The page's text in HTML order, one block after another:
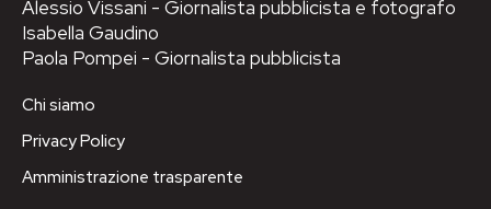
Alessio Vissani - Giornalista pubblicista e fotografo
Isabella Gaudino
Paola Pompei - Giornalista pubblicista
Chi siamo
Privacy Policy
Amministrazione trasparente